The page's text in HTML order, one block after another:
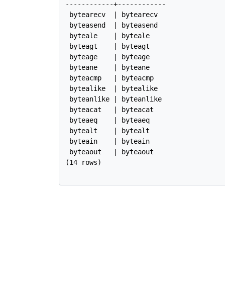
------------+------------
bytearecv  | bytearecv
byteasend  | byteasend
byteale    | byteale
byteagt    | byteagt
byteage    | byteage
byteane    | byteane
byteacmp   | byteacmp
bytealike  | bytealike
byteanlike | byteanlike
byteacat   | byteacat
byteaeq    | byteaeq
bytealt    | bytealt
byteain    | byteain
byteaout   | byteaout
(14 rows)